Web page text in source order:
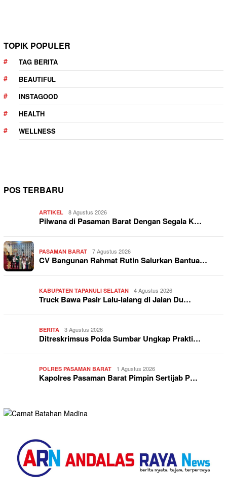
TOPIK POPULER
TAG BERITA
BEAUTIFUL
INSTAGOOD
HEALTH
WELLNESS
POS TERBARU
ARTIKEL 8 Agustus 2026
Pilwana di Pasaman Barat Dengan Segala K…
PASAMAN BARAT 7 Agustus 2026
CV Bangunan Rahmat Rutin Salurkan Bantua…
KABUPATEN TAPANULI SELATAN 4 Agustus 2026
Truck Bawa Pasir Lalu-lalang di Jalan Du…
BERITA 3 Agustus 2026
Ditreskrimsus Polda Sumbar Ungkap Prakti…
POLRES PASAMAN BARAT 1 Agustus 2026
Kapolres Pasaman Barat Pimpin Sertijab P…